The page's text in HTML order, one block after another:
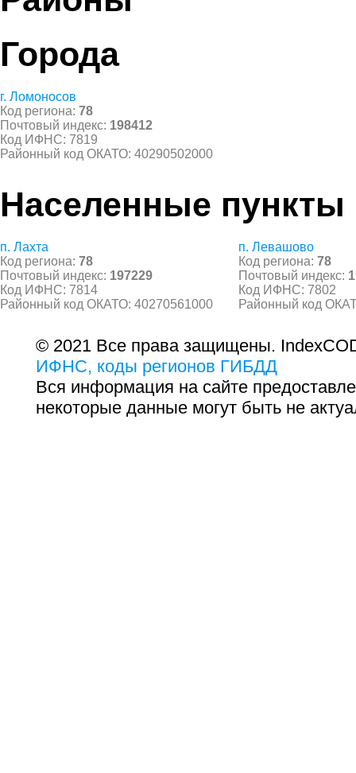
Города
г. Ломоносов
Код региона: 78
Почтовый индекс: 198412
Код ИФНС: 7819
Районный код ОКАТО: 40290502000
Населенные пункты
п. Лахта
Код региона: 78
Почтовый индекс: 197229
Код ИФНС: 7814
Районный код ОКАТО: 40270561000
п. Левашово
Код региона: 78
Почтовый индекс:
Код ИФНС: 7802
Районный код
© 2021 Все права защищены.
ИФНС, коды регионов ГИБДД
Вся информация на сайте
некоторые данные могут быть не